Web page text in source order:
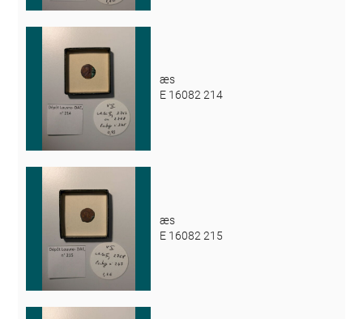
æs
E 16082 214
æs
E 16082 215